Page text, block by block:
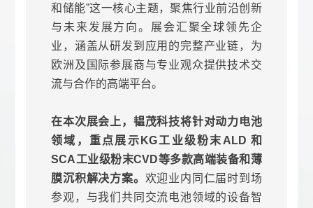
和储能”这一核心主题，聚焦行业前沿创新
与未来发展方向。展会汇聚全球领先企
业，涵盖从研发到应用的完整产业链，为
欧洲及国际参展商与专业观众提供技术交
流与合作的高端平台。
在本次展会上，韫茂科技将针对动力电池
领域，重点展示KG工业级粉末ALD 和
SCA工业级粉末CVD等多款高端装备和薄
膜沉积解决方案。 欢迎业内同仁届时到场
参观，与我们共同交流电池领域的设备智